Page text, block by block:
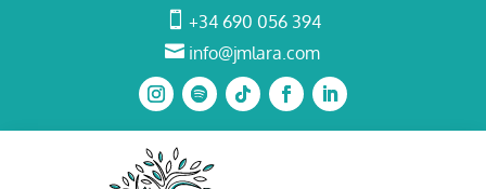
 +34 690 056 394
 info@jmlara.com